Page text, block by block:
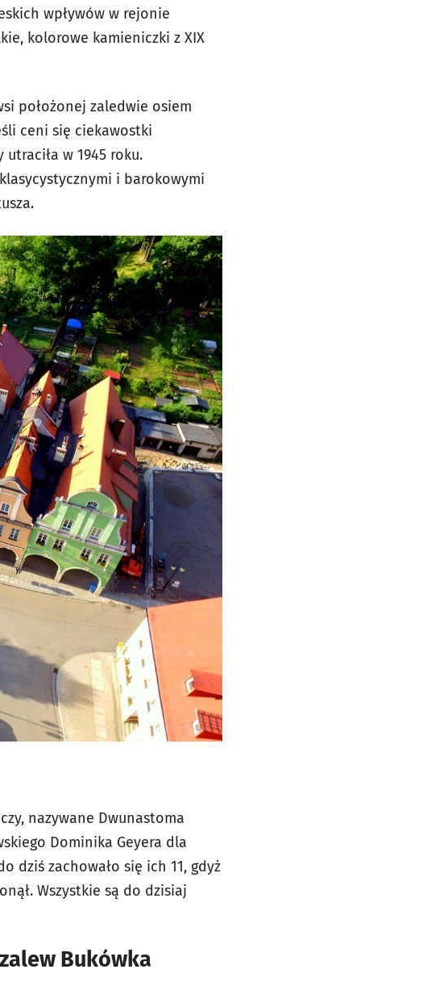
wpływów w rejonie
kolorowe kamieniczki z XIX
położonej zaledwie osiem
ceni się ciekawostki
w 1945 roku.
i barokowymi
nazywane Dwunastoma
Dominika Geyera dla
dziś zachowało się ich 11, gdyż
Wszystkie są do dzisiaj
Bukówka